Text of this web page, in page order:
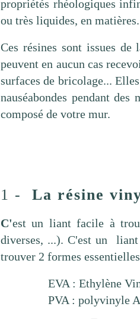
propriétés rhéologiques
ou très liquides, en
Ces résines sont issues
peuvent en aucun cas
surfaces de bricolage...
nauséabondes pendant
composé de votre mur.
1 - La résine
C'est un liant facile à
diverses, ...). C'est un
trouver 2 formes
EVA : Ethylène
PVA : polyvinyle